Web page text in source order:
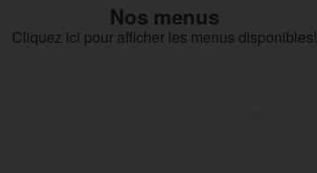
Nos menus
Cliquez ici pour afficher les menus disponibles!